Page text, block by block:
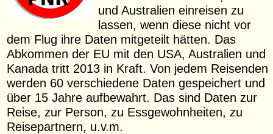
und Australien einreisen zu
lassen, wenn diese nicht vor
dem Flug ihre Daten mitgeteilt hätten. Das
Abkommen der EU mit den USA, Australien und
Kanada tritt 2013 in Kraft. Von jedem Reisenden
werden 60 verschiedene Daten gespeichert und
über 15 Jahre aufbewahrt. Das sind Daten zur
Reise, zur Person, zu Essgewohnheiten, zu
Reisepartnern, u.v.m.